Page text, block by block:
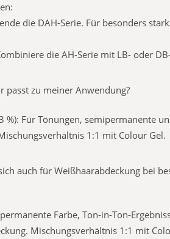
die DAH-Serie. Für besonders
die AH-Serie mit LB- oder
passt zu meiner Anwendung?
%): Für Tönungen, semipermanente
1:1 mit Colour Gel.
auch für Weißhaarabdeckung bei
Farbe, Ton-in-Ton-
Mischungsverhältnis 1:1 mit